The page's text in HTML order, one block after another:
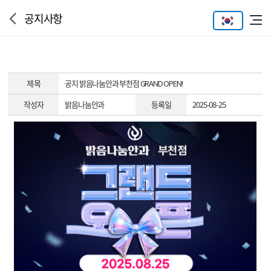
공지사항
제 목 공지밝음나눔안과 부천점 GRAND OPEN!
작성자
밝음나눔안과 등록일 2025-08-25